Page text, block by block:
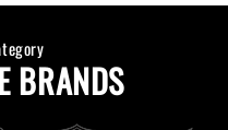
BRANDS